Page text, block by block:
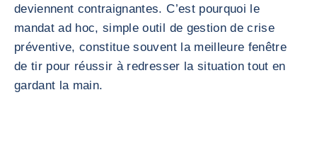
deviennent contraignantes. C’est pourquoi le
mandat ad hoc, simple outil de gestion de crise
préventive, constitue souvent la meilleure fenêtre
de tir pour réussir à redresser la situation tout en
gardant la main.